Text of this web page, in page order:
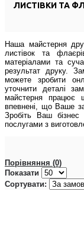
ЛИСТІВКИ ТА
Наша майстерня
листівок та
матеріалами та
результат друку.
можете зробити
уточнити деталі
майстерня працює
впевнені, що Ваше
Зробіть Ваш
послугами з
Порівняння (0)
Показати
Сортувати: